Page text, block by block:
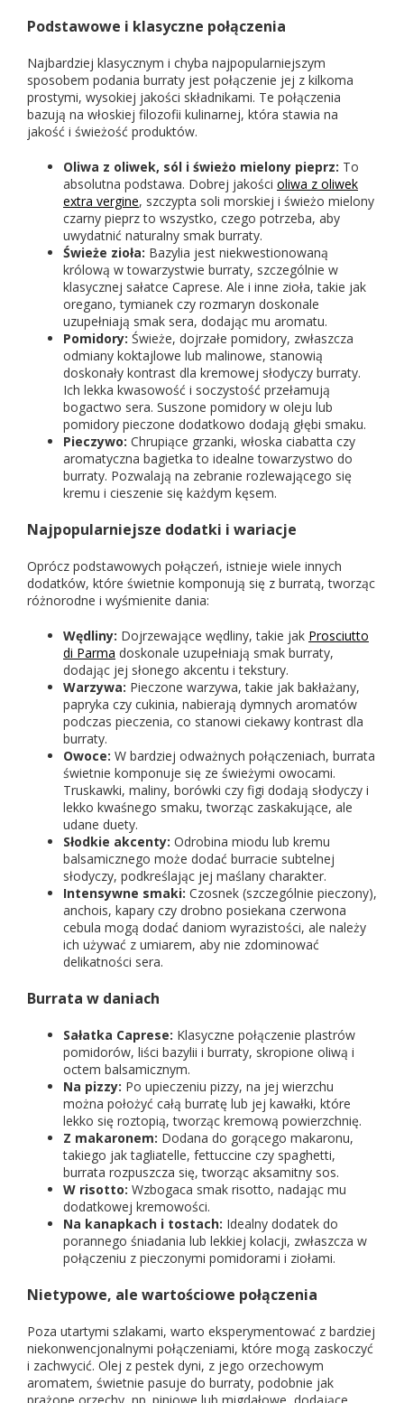
Podstawowe i klasyczne połączenia
Najbardziej klasycznym i chyba najpopularniejszym
sposobem podania burraty jest połączenie jej z kilkoma
prostymi, wysokiej jakości składnikami. Te połączenia
bazują na włoskiej filozofii kulinarnej, która stawia na
jakość i świeżość produktów.
Oliwa z oliwek, sól i świeżo mielony pieprz: To
absolutna podstawa. Dobrej jakości oliwa z oliwek
extra vergine, szczypta soli morskiej i świeżo mielony
czarny pieprz to wszystko, czego potrzeba, aby
uwydatnić naturalny smak burraty.
Świeże zioła: Bazylia jest niekwestionowaną
królową w towarzystwie burraty, szczególnie w
klasycznej sałatce Caprese. Ale i inne zioła, takie jak
oregano, tymianek czy rozmaryn doskonale
uzupełniają smak sera, dodając mu aromatu.
Pomidory: Świeże, dojrzałe pomidory, zwłaszcza
odmiany koktajlowe lub malinowe, stanowią
doskonały kontrast dla kremowej słodyczy burraty.
Ich lekka kwasowość i soczystość przełamują
bogactwo sera. Suszone pomidory w oleju lub
pomidory pieczone dodatkowo dodają głębi smaku.
Pieczywo: Chrupiące grzanki, włoska ciabatta czy
aromatyczna bagietka to idealne towarzystwo do
burraty. Pozwalają na zebranie rozlewającego się
kremu i cieszenie się każdym kęsem.
Najpopularniejsze dodatki i wariacje
Oprócz podstawowych połączeń, istnieje wiele innych
dodatków, które świetnie komponują się z burratą, tworząc
różnorodne i wyśmienite dania:
Wędliny: Dojrzewające wędliny, takie jak Prosciutto
di Parma doskonale uzupełniają smak burraty,
dodając jej słonego akcentu i tekstury.
Warzywa: Pieczone warzywa, takie jak bakłażany,
papryka czy cukinia, nabierają dymnych aromatów
podczas pieczenia, co stanowi ciekawy kontrast dla
burraty.
Owoce: W bardziej odważnych połączeniach, burrata
świetnie komponuje się ze świeżymi owocami.
Truskawki, maliny, borówki czy figi dodają słodyczy i
lekko kwaśnego smaku, tworząc zaskakujące, ale
udane duety.
Słodkie akcenty: Odrobina miodu lub kremu
balsamicznego może dodać burracie subtelnej
słodyczy, podkreślając jej maślany charakter.
Intensywne smaki: Czosnek (szczególnie pieczony),
anchois, kapary czy drobno posiekana czerwona
cebula mogą dodać daniom wyrazistości, ale należy
ich używać z umiarem, aby nie zdominować
delikatności sera.
Burrata w daniach
Sałatka Caprese: Klasyczne połączenie plastrów
pomidorów, liści bazylii i burraty, skropione oliwą i
octem balsamicznym.
Na pizzy: Po upieczeniu pizzy, na jej wierzchu
można położyć całą burratę lub jej kawałki, które
lekko się roztopią, tworząc kremową powierzchnię.
Z makaronem: Dodana do gorącego makaronu,
takiego jak tagliatelle, fettuccine czy spaghetti,
burrata rozpuszcza się, tworząc aksamitny sos.
W risotto: Wzbogaca smak risotto, nadając mu
dodatkowej kremowości.
Na kanapkach i tostach: Idealny dodatek do
porannego śniadania lub lekkiej kolacji, zwłaszcza w
połączeniu z pieczonymi pomidorami i ziołami.
Nietypowe, ale wartościowe połączenia
Poza utartymi szlakami, warto eksperymentować z bardziej
niekonwencjonalnymi połączeniami, które mogą zaskoczyć
i zachwycić. Olej z pestek dyni, z jego orzechowym
aromatem, świetnie pasuje do burraty, podobnie jak